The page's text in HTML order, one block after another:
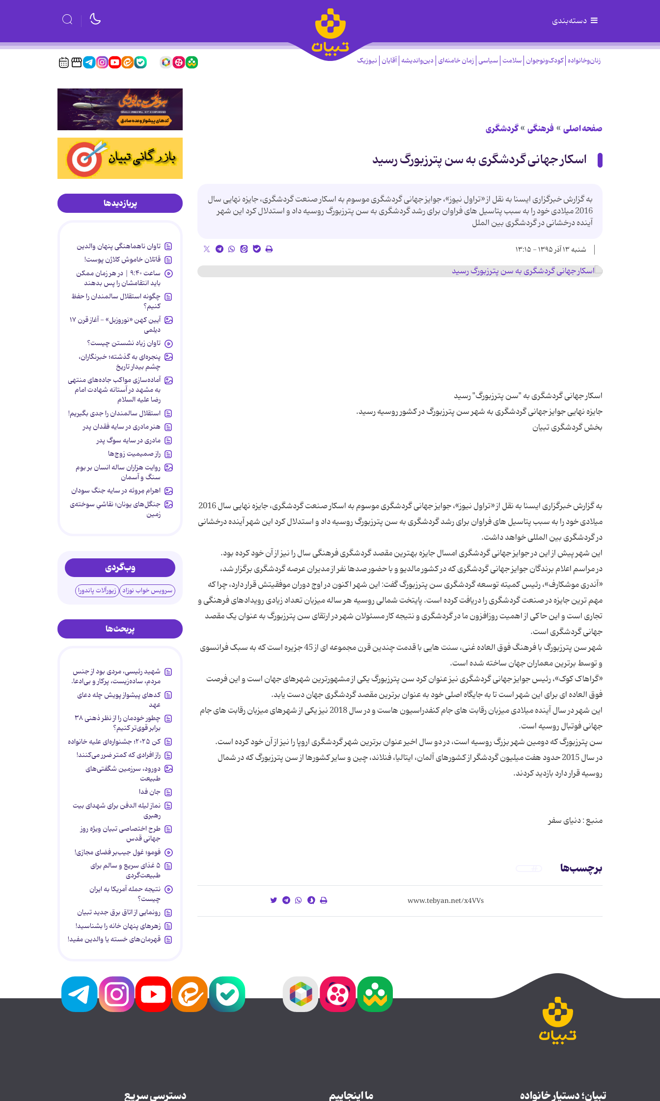
دسته‌بندی
زنان‌وخانواده کودک‌ونوجوان سلامت سیاسی زمان خامنه‌ای دین‌واندیشه آقایان نیوزیک
صفحه اصلی فرهنگی گردشگری
اسکار جهانی گردشگری به سن پترزبورگ رسید
به گزارش خبرگزاری ایسنا به نقل از «تراول نیوز»، جوایز جهانی گردشگری موسوم به اسکار صنعت گردشگری، جایزه نهایی سال
2016 میلادی خود را به سبب پتاسیل های فراوان برای رشد گردشگری به سن پترزبورگ روسیه داد و استدلال کرد این شهر
آینده درخشانی در گردشگری بین الملل
شنبه ۱۳ آذر ۱۳۹۵ - ۱۳:۱۵
به گزارش خبرگزاری ایسنا به نقل از «تراول نیوز»، جوایز جهانی گردشگری موسوم به اسکار صنعت گردشگری، جایزه نهایی سال 2016
میلادی خود را به سبب پتاسیل های فراوان برای رشد گردشگری به سن پترزبورگ روسیه داد و استدلال کرد این شهر آینده درخشانی
در مراسم اعلام برندگان جوایز جهانی گردشگری که در کشور مالدیو و با حضور صدها نفر از مدیران عرصه گردشگری برگزار شد،
«آندری موشکارف»، رئیس کمیته توسعه گردشگری سن پترزبورگ گفت: این شهر اکنون در اوج دوران موفقیتش قرار دارد، چرا که
مهم ترین جایزه در صنعت گردشگری را دریافت کرده است. پایتخت شمالی روسیه هر ساله میزبان تعداد زیادی رویدادهای فرهنگی و
تجاری است و این حاکی از اهمیت روزافزون ما در گردشگری و نتیجه کار مسئولان شهر در ارتقای سن پترزبورگ به عنوان یک مقصد
شهر سن پترزبورگ با فرهنگ فوق العاده غنی، سنت هایی با قدمت چندین قرن مجموعه ای از 45 جزیره است که به سبک فرانسوی
«گراهاک کوک»، رئیس جوایز جهانی گردشگری نیز عنوان کرد سن پترزبورگ یکی از مشهورترین شهرهای جهان است و این فرصت
این شهر در سال آینده میلادی میزبان رقابت های جام کنفدراسیون هاست و در سال 2018 نیز یکی از شهرهای میزبان رقابت های جام
در سال 2015 حدود هفت میلیون گردشگر از کشورهای آلمان، ایتالیا، فنلاند، چین و سایر کشورها از سن پترزبورگ که در شمال
منبع : دنیای سفر
برچسب‌ها
پربازدیدها
تاوان ناهماهنگی پنهان والدین
قاتلان خاموش کلاژن پوست!
ساعت ۹:۴۰ | در هر زمان ممکن
باید انتقامشان را پس بدهند
چگونه استقلال سالمندان را حفظ
کنیم؟
آیین کهن «نوروزبل» - آغاز قرن ۱۷
دیلمی
تاوان زیاد نشستن چیست؟
پنجره‌ای به گذشته؛ خبرنگاران،
چشم بیدار تاریخ
آماده‌سازی مواکب جاده‌های منتهی
به مشهد در آستانه شهادت امام
رضا علیه السلام
استقلال سالمندان را جدی بگیریم!
هنر مادری در سایه‌ فقدان پدر
مادری در سایه سوگ پدر
راز صمیمیت زوج‌ها
روایت هزاران ساله انسان بر بوم
سنگ و آسمان
اهرام مِروئه در سایه جنگ سودان
جنگل‌های یونان؛ نقاشیِ سوخته‌ی
زمین
وب‌گردی
سرویس خواب نوزاد زیورآلات پاندورا
پربحث‌ها
شهید رئیسی، مردی بود از جنس
مردم، ساده‌زیست، پرکار و بی‌ادعا.
کدهای پیشواز پویش چله دعای
عهد
چطور خودمان را از نظر ذهنی ۳۸
برابر قوی‌تر کنیم؟
کن ۲۰۲۵؛ جشنواره‌ای علیه خانواده
راز افرادی که کمتر ضرر می‌کنند!
دورود، سرزمین شگفتی‌های
طبیعت
جان فدا
نماز لیله الدفن برای شهدای بیت
رهبری
طرح اختصاصی تبیان ویژه روز
جهانی قدس
فومو؛ غول جیب‌بر فضای مجازی!
۵ غذای سریع و سالم برای
طبیعت‌گردی
نتیجه حمله آمریکا به ایران
چیست؟
رونمایی از اتاق برق جدید تبیان
زهرهای پنهان خانه را بشناسید!
قهرمان‌های خسته یا والدین مفید!
تبیان؛ دستیار خانواده ما اینجاییم دسترسی سریع